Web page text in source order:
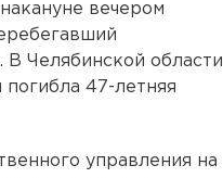
вечером
Челябинской области
47-летняя
управления на